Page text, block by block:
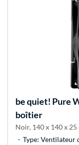
be quiet! Pure
boîtier
Noir, 140 x 140 x 25
Type: Ventilateur